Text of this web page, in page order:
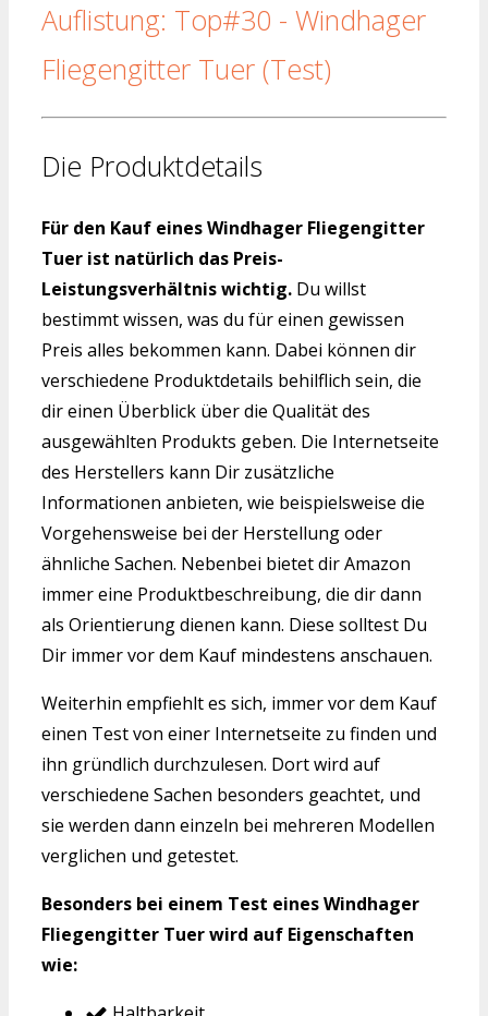
Auflistung: Top#30 - Windhager
Fliegengitter Tuer (Test)
Die Produktdetails
Für den Kauf eines Windhager Fliegengitter
Tuer ist natürlich das Preis-
Leistungsverhältnis wichtig. Du willst
bestimmt wissen, was du für einen gewissen
Preis alles bekommen kann. Dabei können dir
verschiedene Produktdetails behilflich sein, die
dir einen Überblick über die Qualität des
ausgewählten Produkts geben. Die Internetseite
des Herstellers kann Dir zusätzliche
Informationen anbieten, wie beispielsweise die
Vorgehensweise bei der Herstellung oder
ähnliche Sachen. Nebenbei bietet dir Amazon
immer eine Produktbeschreibung, die dir dann
als Orientierung dienen kann. Diese solltest Du
Dir immer vor dem Kauf mindestens anschauen.
Weiterhin empfiehlt es sich, immer vor dem Kauf
einen Test von einer Internetseite zu finden und
ihn gründlich durchzulesen. Dort wird auf
verschiedene Sachen besonders geachtet, und
sie werden dann einzeln bei mehreren Modellen
verglichen und getestet.
Besonders bei einem Test eines Windhager
Fliegengitter Tuer wird auf Eigenschaften
wie: